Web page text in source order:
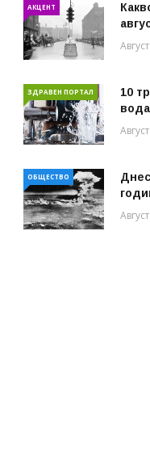
АКЦЕНТ
ЗДРАВЕН ПОРТАЛ
10
вода
ОБЩЕСТВО